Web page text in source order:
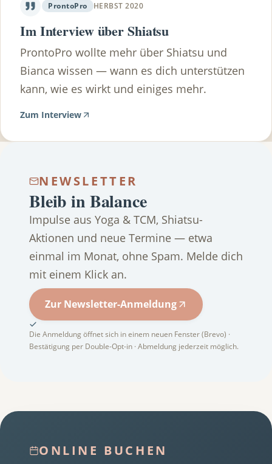
ProntoPro HERBST 2020
Im Interview über Shiatsu
ProntoPro wollte mehr über Shiatsu und
Bianca wissen — wann es dich unterstützen
kann, wie es wirkt und einiges mehr.
Zum Interview
NEWSLETTER
Bleib in Balance
Impulse aus Yoga & TCM, Shiatsu-
Aktionen und neue Termine — etwa
einmal im Monat, ohne Spam. Melde dich
mit einem Klick an.
Zur Newsletter-Anmeldung
Die Anmeldung öffnet sich in einem neuen Fenster (Brevo) ·
Bestätigung per Double-Opt-in · Abmeldung jederzeit möglich.
ONLINE BUCHEN